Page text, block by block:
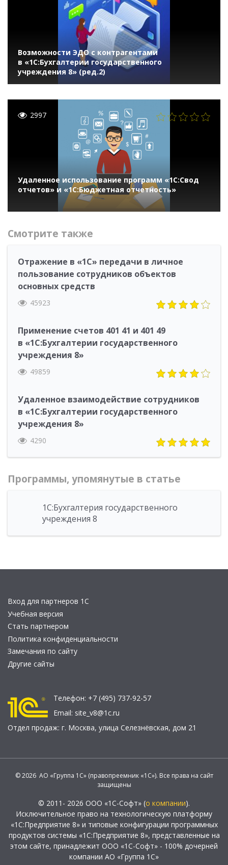
Возможности ЭДО с контрагентами
в «1С:Бухгалтерии государственного
учреждения 8» (ред.2)
2997
Удаленное использование программ «1С:Свод
отчетов» и «1С:Бюджетная отчетность»
Смотрите также
Отражение в «1С» передачи в личное
пользование сотрудников объектов
основных средств
45923
Применение счетов 401 41 и 401 49
в «1С:Бухгалтерии государственного
учреждения 8»
49859
Удаленное взаимодействие сотрудников
в «1С:Бухгалтерии государственного
учреждения 8»
4290
Программы, упомянутые в статье
1С:Бухгалтерия государственного
учреждения 8
Вход для партнеров 1С
Учебная версия
Стать партнером
Политика конфиденциальности
Замечания по сайту
Другие сайты
Телефон: +7 (495) 737-92-57
Email: site_v8@1c.ru
Отдел продаж: г. Москва, улица Селезнёвская, дом 21
© 2026 АО «Группа 1С» (правопреемник «1С»). Все права на сайт
защищены
© 2011- 2026 ООО «1С-Софт» (о компании).
Исключительное право на технологическую платформу
«1С:Предприятие 8» и типовые конфигурации программных
продуктов системы «1С:Предприятие 8», представленные на
этом сайте, принадлежит ООО «1С-Софт» - 100% дочерней
компании АО «Группа 1С»